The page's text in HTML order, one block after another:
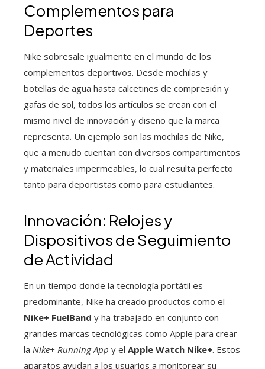
Complementos para
Deportes
Nike sobresale igualmente en el mundo de los
complementos deportivos. Desde mochilas y
botellas de agua hasta calcetines de compresión y
gafas de sol, todos los artículos se crean con el
mismo nivel de innovación y diseño que la marca
representa. Un ejemplo son las mochilas de Nike,
que a menudo cuentan con diversos compartimentos
y materiales impermeables, lo cual resulta perfecto
tanto para deportistas como para estudiantes.
Innovación: Relojes y
Dispositivos de Seguimiento
de Actividad
En un tiempo donde la tecnología portátil es
predominante, Nike ha creado productos como el
Nike+ FuelBand y ha trabajado en conjunto con
grandes marcas tecnológicas como Apple para crear
la Nike+ Running App y el Apple Watch Nike+. Estos
aparatos ayudan a los usuarios a monitorear su